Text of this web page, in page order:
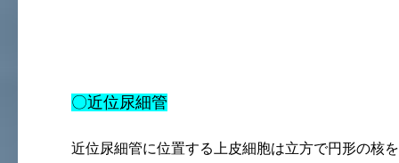
〇近位尿細管
近位尿細管に位置する上皮細胞は立方で円形の核